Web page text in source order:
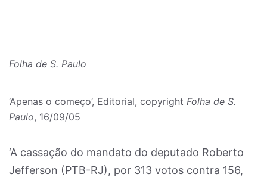
Folha de S. Paulo
‘Apenas o começo’, Editorial, copyright Folha de S.
Paulo, 16/09/05
‘A cassação do mandato do deputado Roberto
Jefferson (PTB-RJ), por 313 votos contra 156,